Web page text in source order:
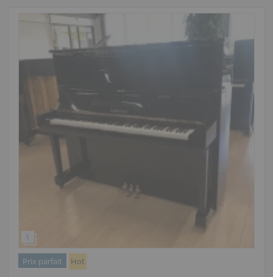
Prix parfait Hot